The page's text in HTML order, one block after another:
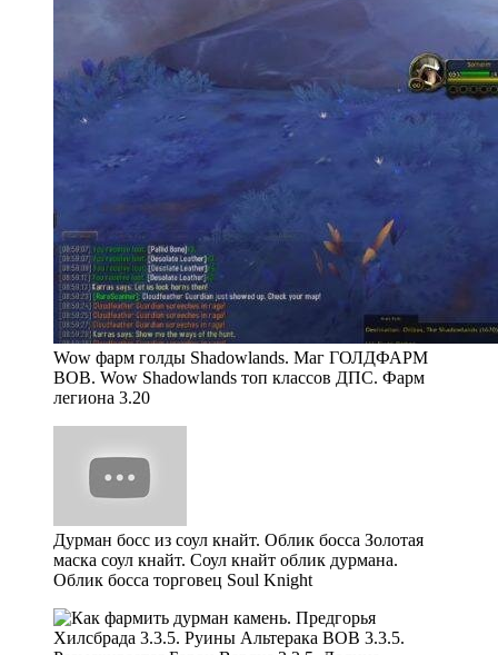
Wow фарм голды Shadowlands. Маг ГОЛДФАРМ
ВОВ. Wow Shadowlands топ классов ДПС. Фарм
легиона 3.20
Дурман босс из соул кнайт. Облик босса Золотая
маска соул кнайт. Соул кнайт облик дурмана.
Облик босса торговец Soul Knight